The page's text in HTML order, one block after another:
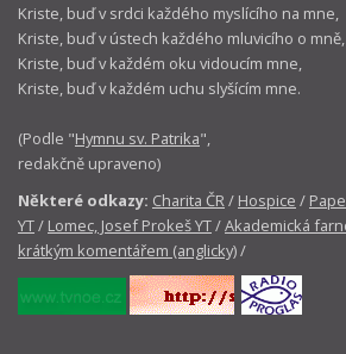
Kriste, buď v srdci každého myslícího na mne,
Kriste, buď v ústech každého mluvicího o mně,
Kriste, buď v každém oku vidoucím mne,
Kriste, buď v každém uchu slyšícím mne.
(Podle "Hymnu sv. Patrika",
redakčně upraveno)
Některé odkazy: Charita ČR/ Hospice /
YT/ Lomec, Josef Prokeš YT/Akademická
krátkým komentářem (anglicky)/